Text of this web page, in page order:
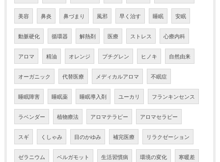
美容 鼻炎 鼻づまり 風邪 早く治す 睡眠 安眠
動脈硬化 循環器 解熱剤 医療 ストレス 心療内科
アロマ 精油 オレンジ プチグレン ヒノキ 自然由来
オーガニック 代替医療 メディカルアロマ 不眠症
睡眠障害 睡眠薬 睡眠導入剤 ユーカリ フランキンセンス
ラベンダー 植物療法 アロマテラピー アロマセラピー
スギ くしゃみ 目のかゆみ 補完医療 リラクゼーション
ゼラニウム ベルガモット 生活習慣病 環境の変化 寒暖差